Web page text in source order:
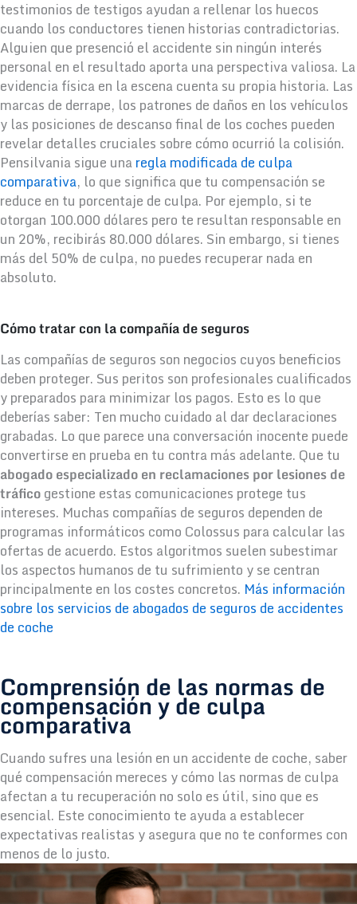
testimonios de testigos ayudan a rellenar los huecos
cuando los conductores tienen historias contradictorias.
Alguien que presenció el accidente sin ningún interés
personal en el resultado aporta una perspectiva valiosa. La
evidencia física en la escena cuenta su propia historia. Las
marcas de derrape, los patrones de daños en los vehículos
y las posiciones de descanso final de los coches pueden
revelar detalles cruciales sobre cómo ocurrió la colisión.
Pensilvania sigue unaregla modificada de culpa
comparativa, lo que significa que tu compensación se
reduce en tu porcentaje de culpa. Por ejemplo, si te
otorgan 100.000 dólares pero te resultan responsable en
un 20%, recibirás 80.000 dólares. Sin embargo, si tienes
más del 50% de culpa, no puedes recuperar nada en
absoluto.
Cómo tratar con la compañía de seguros
Las compañías de seguros son negocios cuyos beneficios
deben proteger. Sus peritos son profesionales cualificados
y preparados para minimizar los pagos. Esto es lo que
deberías saber: Ten mucho cuidado al dar declaraciones
grabadas. Lo que parece una conversación inocente puede
convertirse en prueba en tu contra más adelante. Que tu
abogado especializado en reclamaciones por lesiones de
tráficogestione estas comunicaciones protege tus
intereses. Muchas compañías de seguros dependen de
programas informáticos como Colossus para calcular las
ofertas de acuerdo. Estos algoritmos suelen subestimar
los aspectos humanos de tu sufrimiento y se centran
principalmente en los costes concretos. Más información
sobre los servicios de abogados de seguros de accidentes
de coche
Comprensión de las normas de
compensación y de culpa
comparativa
Cuando sufres una lesión en un accidente de coche, saber
qué compensación mereces y cómo las normas de culpa
afectan a tu recuperación no solo es útil, sino que es
esencial. Este conocimiento te ayuda a establecer
expectativas realistas y asegura que no te conformes con
menos de lo justo.